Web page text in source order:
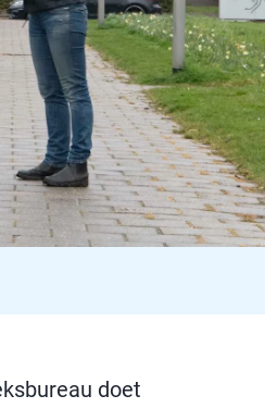
doet